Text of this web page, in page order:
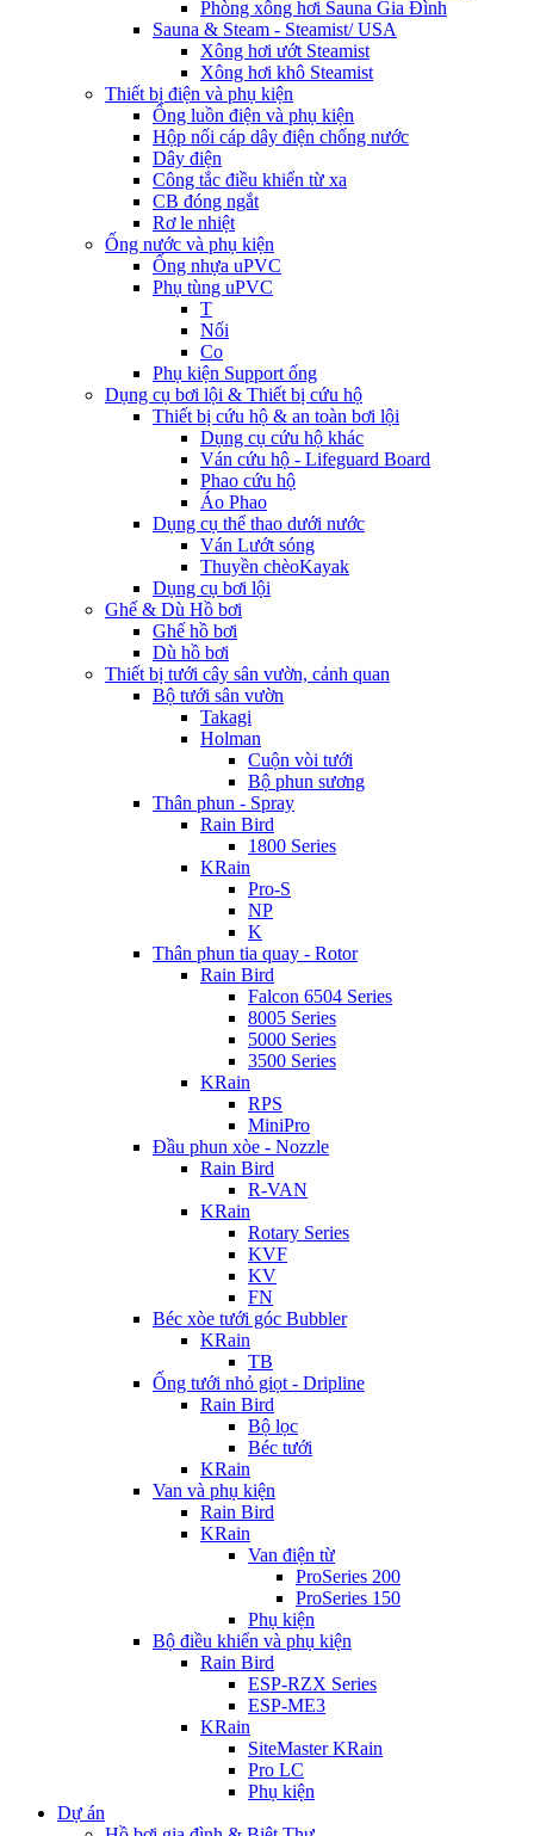
Phòng xông hơi Sauna Gia Đình
Sauna & Steam - Steamist/ USA
Xông hơi ướt Steamist
Xông hơi khô Steamist
Thiết bị điện và phụ kiện
Ống luồn điện và phụ kiện
Hộp nối cáp dây điện chống nước
Dây điện
Công tắc điều khiển từ xa
CB đóng ngắt
Rơ le nhiệt
Ống nước và phụ kiện
Ống nhựa uPVC
Phụ tùng uPVC
T
Nối
Co
Phụ kiện Support ống
Dụng cụ bơi lội & Thiết bị cứu hộ
Thiết bị cứu hộ & an toàn bơi lội
Dụng cụ cứu hộ khác
Ván cứu hộ - Lifeguard Board
Phao cứu hộ
Áo Phao
Dụng cụ thể thao dưới nước
Ván Lướt sóng
Thuyền chèoKayak
Dụng cụ bơi lội
Ghế & Dù Hồ bơi
Ghế hồ bơi
Dù hồ bơi
Thiết bị tưới cây sân vườn, cảnh quan
Bộ tưới sân vườn
Takagi
Holman
Cuộn vòi tưới
Bộ phun sương
Thân phun - Spray
Rain Bird
1800 Series
KRain
Pro-S
NP
K
Thân phun tia quay - Rotor
Rain Bird
Falcon 6504 Series
8005 Series
5000 Series
3500 Series
KRain
RPS
MiniPro
Đầu phun xòe - Nozzle
Rain Bird
R-VAN
KRain
Rotary Series
KVF
KV
FN
Béc xòe tưới góc Bubbler
KRain
TB
Ống tưới nhỏ giọt - Dripline
Rain Bird
Bộ lọc
Béc tưới
KRain
Van và phụ kiện
Rain Bird
KRain
Van điện từ
ProSeries 200
ProSeries 150
Phụ kiện
Bộ điều khiển và phụ kiện
Rain Bird
ESP-RZX Series
ESP-ME3
KRain
SiteMaster KRain
Pro LC
Phụ kiện
Dự án